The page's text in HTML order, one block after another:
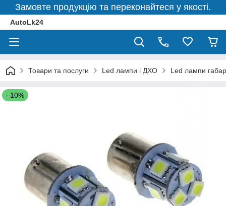
Замовте продукцію та переконайтеся у якості.
AutoLk24
Товари та послуги Led лампи і ДХО Led лампи
–10%